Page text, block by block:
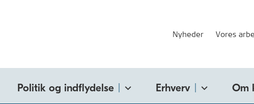
Nyheder Vores
Politik og indflydelse Erhverv Om